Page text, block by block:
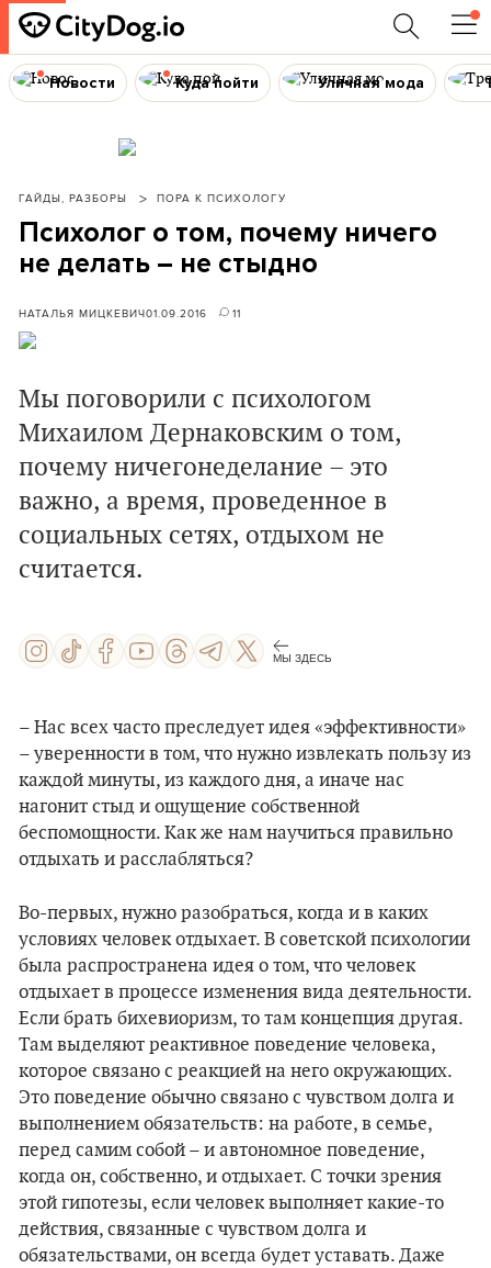
Новости Куда пойти Уличная мода
ГАЙДЫ, РАЗБОРЫ ПОРА К ПСИХОЛОГУ
Психолог о том, почему ничего
не делать – не стыдно
НАТАЛЬЯ МИЦКЕВИЧ01.09.2016 11
Мы поговорили с психологом
Михаилом Дернаковским о том,
почему ничегонеделание – это
важно, а время, проведенное в
социальных сетях, отдыхом не
считается.
МЫ ЗДЕСЬ
– Нас всех часто преследует идея «эффективности»
– уверенности в том, что нужно извлекать пользу из
каждой минуты, из каждого дня, а иначе нас
нагонит стыд и ощущение собственной
беспомощности. Как же нам научиться правильно
отдыхать и расслабляться?
Во-первых, нужно разобраться, когда и в каких
условиях человек отдыхает. В советской психологии
была распространена идея о том, что человек
отдыхает в процессе изменения вида деятельности.
Если брать бихевиоризм, то там концепция другая.
Там выделяют реактивное поведение человека,
которое связано с реакцией на него окружающих.
Это поведение обычно связано с чувством долга и
выполнением обязательств: на работе, в семье,
перед самим собой – и автономное поведение,
когда он, собственно, и отдыхает. С точки зрения
этой гипотезы, если человек выполняет какие-то
действия, связанные с чувством долга и
обязательствами, он всегда будет уставать. Даже